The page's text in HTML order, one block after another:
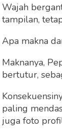
Wajah
tampilan,
Apa makna
Maknanya,
bertutur,
paling
juga foto